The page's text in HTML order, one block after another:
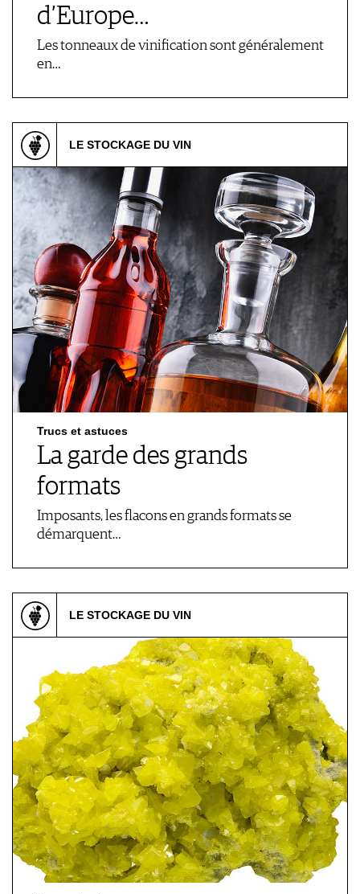
d’Europe…
Les tonneaux de vinification sont généralement
en…
LE STOCKAGE DU VIN
Trucs et astuces
La garde des grands
formats
Imposants, les flacons en grands formats se
démarquent…
LE STOCKAGE DU VIN